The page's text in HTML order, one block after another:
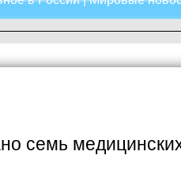
семь